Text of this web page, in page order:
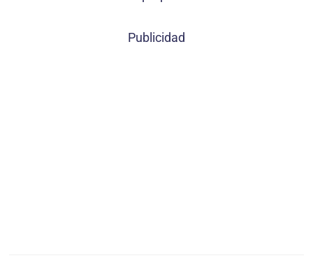
Publicidad